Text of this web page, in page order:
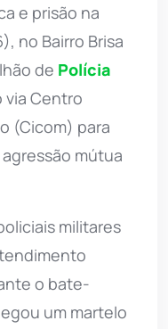
e prisão na
no Bairro Brisa
de Polícia
via Centro
(Cicom) para
mútua
militares
o bate-
um martelo